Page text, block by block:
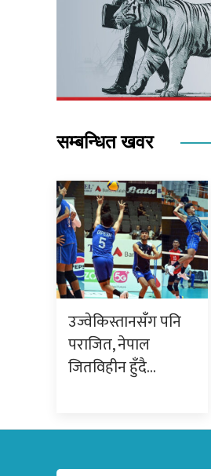
सम्बन्धित खवर
उज्वेकिस्तानसँग पनि
पराजित, नेपाल
जितविहीन हुँदै…